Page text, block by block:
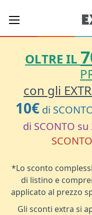
OLTRE IL
con gli
10€ di
di SCONTO su
*Lo sconto
di listino e
applicato al prezzo
Gli sconti extra si